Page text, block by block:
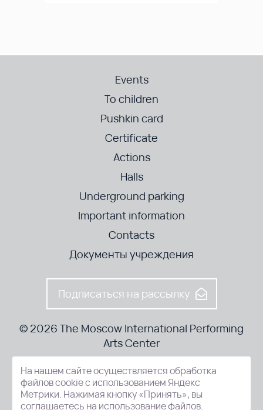
Events
To children
Pushkin card
Certificate
Actions
Halls
Underground parking
Important information
Contacts
Документы учреждения
Подписаться на рассылку
© 2026 The Moscow International Performing
Arts Center
52-8, Kosmodamianskaya nab., Moscow, 115054, Russia
На нашем сайте осуществляется обработка
файлов cookie с использованием Яндекс
Метрики. Нажимая кнопку «Принять», вы
соглашаетесь на использование файлов.